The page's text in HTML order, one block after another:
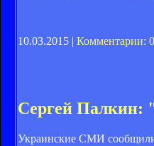
10.03.2015 | Комментарии: 0
Сергей Палкин:
Украинские СМИ